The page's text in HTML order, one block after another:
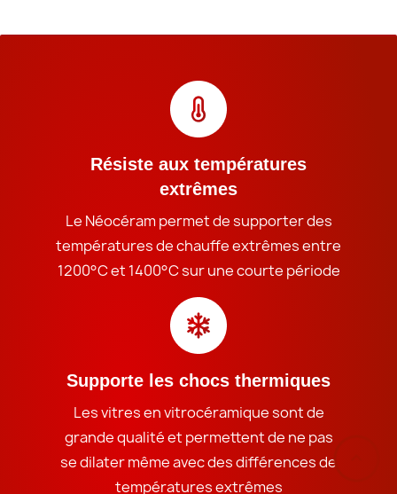
Résiste aux températures
extrêmes
Le Néocéram permet de supporter des
températures de chauffe extrêmes entre
1200°C et 1400°C sur une courte période
Supporte les chocs thermiques
Les vitres en vitrocéramique sont de
grande qualité et permettent de ne pas
se dilater même avec des différences de
températures extrêmes